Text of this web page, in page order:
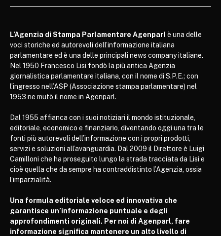
L’Agenzia di Stampa Parlamentare Agenparl è una delle
voci storiche ed autorevoli dell’informazione italiana
parlamentare ed è una delle principali news company italiane.
Nel 1950 Francesco Lisi fondò la più antica Agenzia
giornalistica parlamentare italiana, con il nome di S.P.E.; con
l’ingresso nell’ASP (Associazione stampa parlamentare) nel
1953 ne mutò il nome in Agenparl.
Dal 1955 affianca con i suoi notiziari il mondo istituzionale,
editoriale, economico e finanziario, diventando oggi una tra le
fonti più autorevoli dell’informazione con i propri prodotti,
servizi e soluzioni all’avanguardia. Dal 2009 il Direttore è Luigi
Camilloni che ha proseguito lungo la strada tracciata da Lisi e
cioè quella che da sempre ha contraddistinto l’Agenzia, ossia
l’imparzialità.
Una formula editoriale veloce ed innovativa che
garantisce un’informazione puntuale e degli
approfondimenti originali. Per noi di Agenparl, fare
informazione significa mantenere un alto livello di